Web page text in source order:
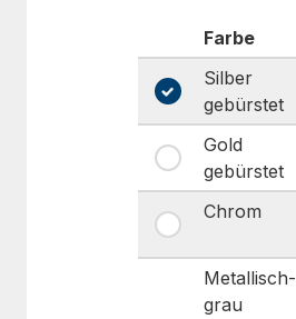
Farbe
Silber
gebürstet
Gold
gebürstet
Chrom
Metallisch-
grau